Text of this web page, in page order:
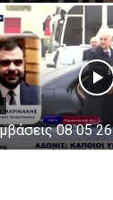
08 05 26